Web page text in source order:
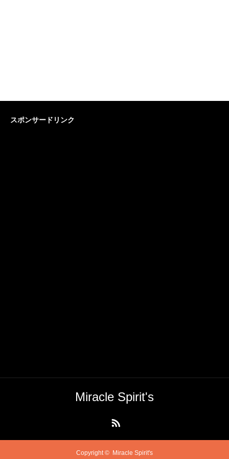
スポンサードリンク
Miracle Spirit's
Copyright © Miracle Spirit's